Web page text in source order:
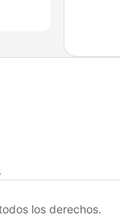
los derechos.